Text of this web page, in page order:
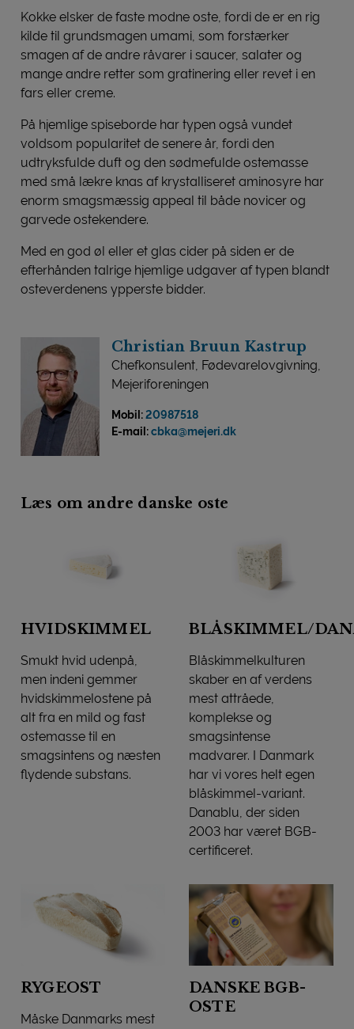
Kokke elsker de faste modne oste, fordi de er en rig
kilde til grundsmagen umami, som forstærker
smagen af de andre råvarer i saucer, salater og
mange andre retter som gratinering eller revet i en
fars eller creme.
På hjemlige spiseborde har typen også vundet
voldsom popularitet de senere år, fordi den
udtryksfulde duft og den sødmefulde ostemasse
med små lækre knas af krystalliseret aminosyre har
enorm smagsmæssig appeal til både novicer og
garvede ostekendere.
Med en god øl eller et glas cider på siden er de
efterhånden talrige hjemlige udgaver af typen blandt
osteverdenens ypperste bidder.
Christian Bruun Kastrup
Chefkonsulent, Fødevarelovgivning,
Mejeriforeningen
Mobil:20987518
E-mail:cbka@mejeri.dk
Læs om andre danske oste
HVIDSKIMMEL
Smukt hvid udenpå,
men indeni gemmer
hvidskimmelostene på
alt fra en mild og fast
ostemasse til en
smagsintens og næsten
flydende substans.
BLÅSKIMMEL/
Blåskimmelkulturen
skaber en af verdens
mest attråede,
komplekse og
smagsintense
madvarer. I Danmark
har vi vores helt egen
blåskimmel-variant.
Danablu, der siden
2003 har været BGB-
certificeret.
RYGEOST
Måske Danmarks mest
DANSKE BGB-
OSTE